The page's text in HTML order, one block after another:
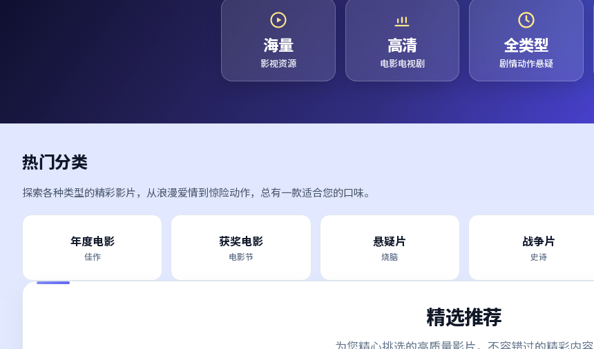
海量
影视资源
高清
电影电视剧
全类型
剧情动作悬疑
热门分类
探索各种类型的精彩影片，从浪漫爱情到惊险动作，总有一款适合您的口味。
年度电影
佳作
获奖电影
电影节
悬疑片
烧脑
战争片
史诗
精选推荐